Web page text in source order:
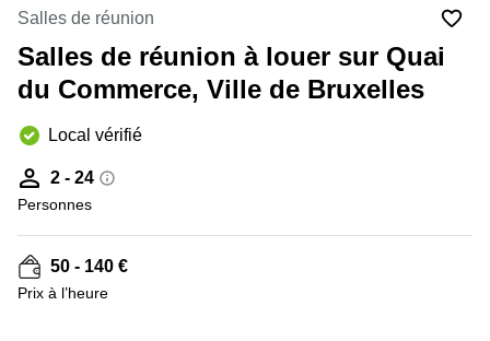
la
Neuve
Wavre
Centre
d'affaires
Anvers
Centre
Gand
Centre
d'affaires
Bruxelles
Coworking
Ixelles
Salles de réunion
Salles de réunion à louer sur Quai
du Commerce, Ville de Bruxelles
Local vérifié
2 - 24
Personnes
50 - 140 €
Prix à l’heure